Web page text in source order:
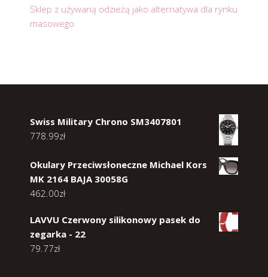
Sklep z używaną odzieżą jako alternatywa dla rynku
masowego
Swiss Military Chrono SM3407801
778.99zł
Okulary Przeciwsłoneczne Michael Kors
MK 2164 BAJA 30058G
462.00zł
LAVVU Czerwony silikonowy pasek do
zegarka - 22
79.77zł